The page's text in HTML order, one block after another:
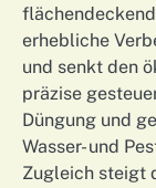
erhebliche
und senkt den
präzise
Düngung und
Wasser- und
Zugleich steigt